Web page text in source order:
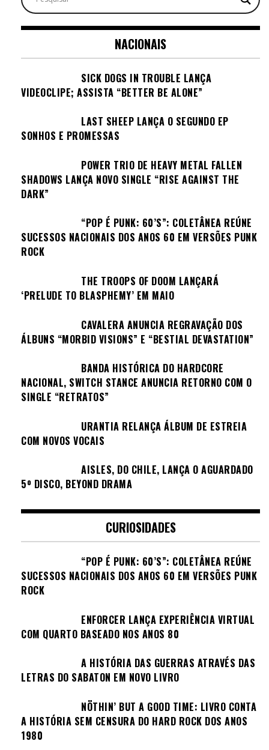
NACIONAIS
SICK DOGS IN TROUBLE LANÇA
VIDEOCLIPE; ASSISTA “BETTER BE ALONE”
LAST SHEEP LANÇA O SEGUNDO EP
SONHOS E PROMESSAS
POWER TRIO DE HEAVY METAL FALLEN
SHADOWS LANÇA NOVO SINGLE “RISE AGAINST THE
DARK”
“POP É PUNK: 60’S”: COLETÂNEA REÚNE
SUCESSOS NACIONAIS DOS ANOS 60 EM VERSÕES PUNK
ROCK
THE TROOPS OF DOOM LANÇARÁ
‘PRELUDE TO BLASPHEMY’ EM MAIO
CAVALERA ANUNCIA REGRAVAÇÃO DOS
ÁLBUNS “MORBID VISIONS” E “BESTIAL DEVASTATION”
BANDA HISTÓRICA DO HARDCORE
NACIONAL, SWITCH STANCE ANUNCIA RETORNO COM O
SINGLE “RETRATOS”
URANTIA RELANÇA ÁLBUM DE ESTREIA
COM NOVOS VOCAIS
AISLES, DO CHILE, LANÇA O AGUARDADO
5º DISCO, BEYOND DRAMA
CURIOSIDADES
“POP É PUNK: 60’S”: COLETÂNEA REÚNE
SUCESSOS NACIONAIS DOS ANOS 60 EM VERSÕES PUNK
ROCK
ENFORCER LANÇA EXPERIÊNCIA VIRTUAL
COM QUARTO BASEADO NOS ANOS 80
A HISTÓRIA DAS GUERRAS ATRAVÉS DAS
LETRAS DO SABATON EM NOVO LIVRO
NÖTHIN’ BUT A GOOD TIME: LIVRO CONTA
A HISTÓRIA SEM CENSURA DO HARD ROCK DOS ANOS
1980